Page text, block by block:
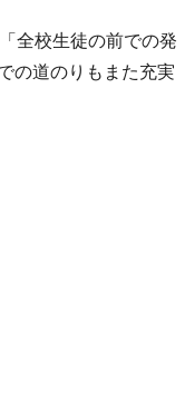
全校生徒の前での発
の道のりもまた充実